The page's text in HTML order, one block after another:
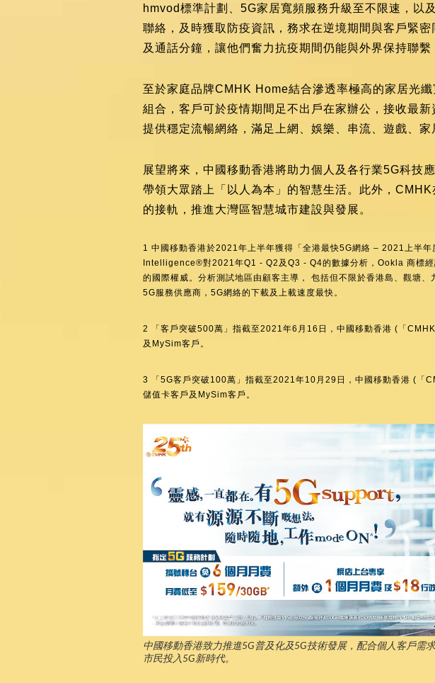
hmvod標準計劃、5G家居寬頻服務升級至不限速，以
聯絡，及時獲取防疫資訊，務求在逆境期間與客戶緊
及通話分鐘，讓他們奮力抗疫期間仍能與外界保持聯繫
至於家庭品牌CMHK Home結合滲透率極高的家居光
組合，客戶可於疫情期間足不出戶在家辦公，接收最
提供穩定流暢網絡，滿足上網、娛樂、串流、遊戲、
展望將來，中國移動香港將助力個人及各行業5G科技
帶領大眾踏上「以人為本」的智慧生活。此外，
的接軌，推進大灣區智慧城市建設與發展。
1 中國移動香港於2021年上半年獲得「全港最快5G網絡 – 2021上半
Intelligence®對2021年Q1 - Q2及Q3 - Q4的數據分析，Ookla 商標
的國際權威。分析測試地區由顧客主導， 包括但不限於香港島、觀塘
5G服務供應商，5G網絡的下載及上載速度最快。
2 「客戶突破500萬」指截至2021年6月16日，中國移動香港 (「
及MySim客戶。
3 「5G客戶突破100萬」指截至2021年10月29日，中國移動香港 (「
儲值卡客戶及MySim客戶。
中國移動香港致力推進5G普及化及5G技術發展，配合個人客戶需
市民投入5G新時代。